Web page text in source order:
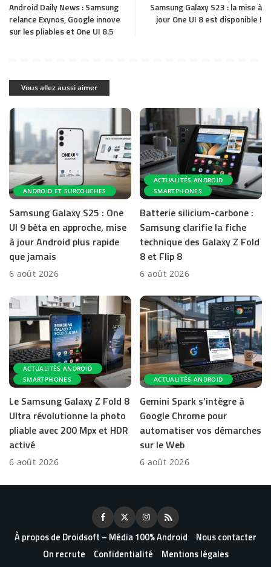
Android Daily News : Samsung
relance Exynos, Google innove
sur les pliables et One UI 8.5
Samsung Galaxy S23 : la mise à
jour One UI 8 est disponible !
Vous allez aussi aimer
ANDROID ET SURCOUCHES
Samsung Galaxy S25 : One
UI 9 bêta en approche, mise
à jour Android plus rapide
que jamais
6 août 2026
ACTUALITÉS ANDROID
SMARTPHONES
Batterie silicium-carbone :
Samsung clarifie la fiche
technique des Galaxy Z Fold
8 et Flip 8
6 août 2026
ACTUALITÉS ANDROID
SMARTPHONES
Le Samsung Galaxy Z Fold 8
Ultra révolutionne la photo
pliable avec 200 Mpx et HDR
activé
6 août 2026
ACTUALITÉS ANDROID
Gemini Spark s’intègre à
Google Chrome pour
automatiser vos démarches
sur le Web
6 août 2026
À propos de Droidsoft – Média 100% Android
Nous contacter
On recrute
Confidentialité Mentions légales